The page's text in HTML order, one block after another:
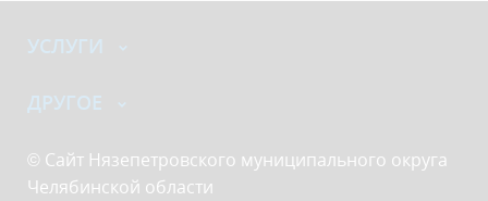
УСЛУГИ
ДРУГОЕ
© Сайт Нязепетровского муниципального округа
Челябинской области